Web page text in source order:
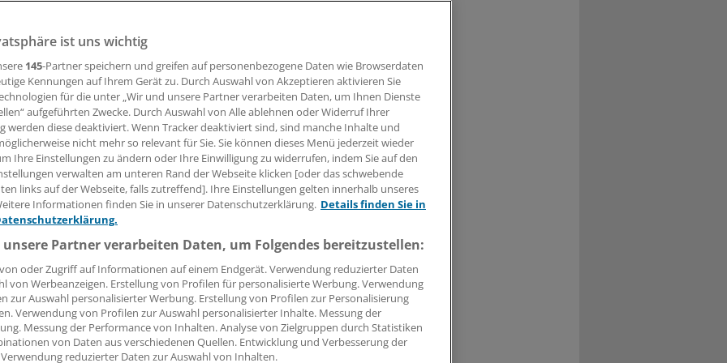
Leserin, lieber Leser,
Beitrag können Sie lesen, sobald Sie sich eingeloggt haben.
Jetzt anmelden »
Kostenlos registrieren »
vergessen?
Problem beim Login?
ist mit wenigen Klicks erledigt und kostenlos.
des kostenlosen Login:
Analysen, Hintergründe und Infografiken
Interviews und Praxis-Tipps
auf allemedizinischen Berichte und Kommentare
Voraussetzungen für den Zugang
ist uns wichtig
145-Partner speichern und greifen auf personenbezogene Daten wie Browserdaten
Kennungen auf Ihrem Gerät zu. Durch Auswahl von Akzeptieren aktivieren Sie
für die unter „Wir und unsere Partner verarbeiten Daten, um Ihnen Dienste
aufgeführten Zwecke. Durch Auswahl von Alle ablehnen oder Widerruf Ihrer
werden diese deaktiviert. Wenn Tracker deaktiviert sind, sind manche Inhalte und
nicht mehr so relevant für Sie. Sie können dieses Menü jederzeit wieder
Ihre Einstellungen zu ändern oder Ihre Einwilligung zu widerrufen, indem Sie auf den
verwalten am unteren Rand der Webseite klicken [oder das schwebende
links auf der Webseite, falls zutreffend]. Ihre Einstellungen gelten innerhalb unseres
Informationen finden Sie in unserer Datenschutzerklärung. Details finden Sie in
Partner verarbeiten Daten, um Folgendes bereitzustellen:
oder Zugriff auf Informationen auf einem Endgerät. Verwendung reduzierter Daten
von Werbeanzeigen. Erstellung von Profilen für personalisierte Werbung. Verwendung
zur Auswahl personalisierter Werbung. Erstellung von Profilen zur Personalisierung
Verwendung von Profilen zur Auswahl personalisierter Inhalte. Messung der
Messung der Performance von Inhalten. Analyse von Zielgruppen durch Statistiken
von Daten aus verschiedenen Quellen. Entwicklung und Verbesserung der
reduzierter Daten zur Auswahl von Inhalten.